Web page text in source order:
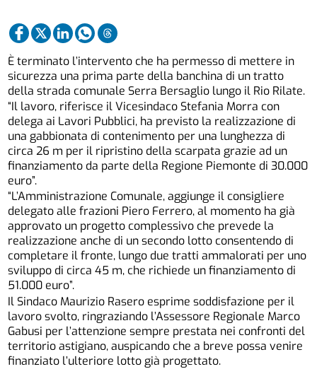
È terminato l’intervento che ha permesso di mettere in
sicurezza una prima parte della banchina di un tratto
della strada comunale Serra Bersaglio lungo il Rio Rilate.
“Il lavoro, riferisce il Vicesindaco Stefania Morra con
delega ai Lavori Pubblici, ha previsto la realizzazione di
una gabbionata di contenimento per una lunghezza di
circa 26 m per il ripristino della scarpata grazie ad un
finanziamento da parte della Regione Piemonte di 30.000
euro”.
“L’Amministrazione Comunale, aggiunge il consigliere
delegato alle frazioni Piero Ferrero, al momento ha già
approvato un progetto complessivo che prevede la
realizzazione anche di un secondo lotto consentendo di
completare il fronte, lungo due tratti ammalorati per uno
sviluppo di circa 45 m, che richiede un finanziamento di
51.000 euro”.
Il Sindaco Maurizio Rasero esprime soddisfazione per il
lavoro svolto, ringraziando l’Assessore Regionale Marco
Gabusi per l’attenzione sempre prestata nei confronti del
territorio astigiano, auspicando che a breve possa venire
finanziato l’ulteriore lotto già progettato.